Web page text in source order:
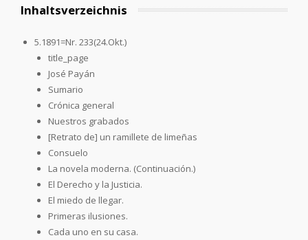
Inhaltsverzeichnis
5.1891=Nr. 233(24.Okt.)
title_page
José Payán
Sumario
Crónica general
Nuestros grabados
[Retrato de] un ramillete de limeñas
Consuelo
La novela moderna. (Continuación.)
El Derecho y la Justicia.
El miedo de llegar.
Primeras ilusiones.
Cada uno en su casa.